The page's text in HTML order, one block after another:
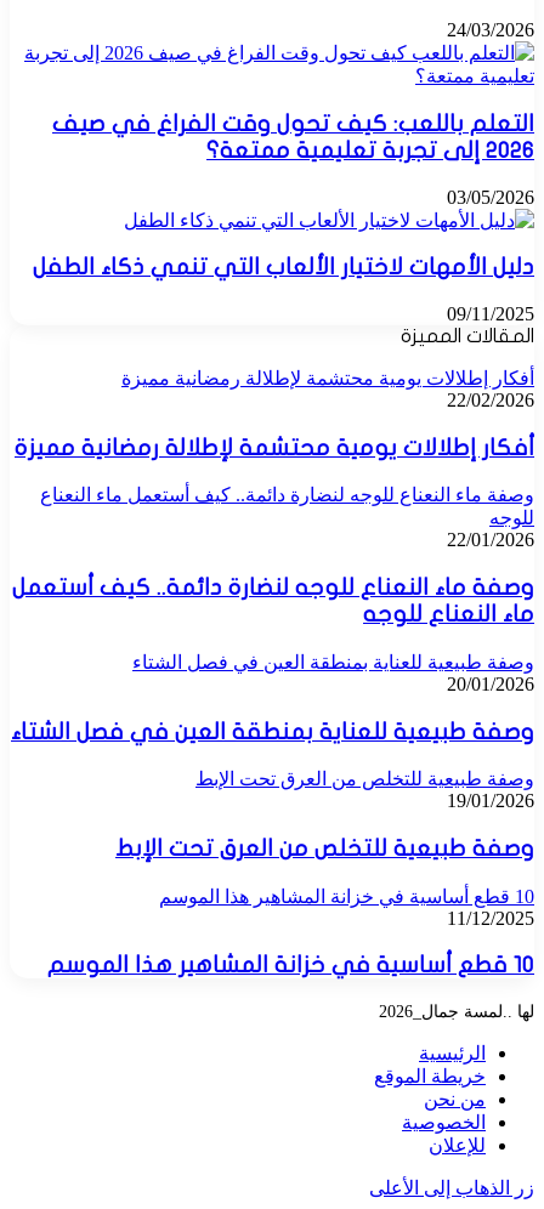
24/03/2026
التعلم باللعب: كيف تحول وقت الفراغ في صيف
2026 إلى تجربة تعليمية ممتعة؟
03/05/2026
دليل الأمهات لاختيار الألعاب التي تنمي ذكاء الطفل
09/11/2025
المقالات المميزة
أفكار إطلالات يومية محتشمة لإطلالة رمضانية مميزة
22/02/2026
أفكار إطلالات يومية محتشمة لإطلالة رمضانية مميزة
وصفة ماء النعناع للوجه لنضارة دائمة.. كيف أستعمل ماء النعناع
للوجه
22/01/2026
وصفة ماء النعناع للوجه لنضارة دائمة.. كيف أستعمل
ماء النعناع للوجه
وصفة طبيعية للعناية بمنطقة العين في فصل الشتاء
20/01/2026
وصفة طبيعية للعناية بمنطقة العين في فصل الشتاء
وصفة طبيعية للتخلص من العرق تحت الإبط
19/01/2026
وصفة طبيعية للتخلص من العرق تحت الإبط
10 قطع أساسية في خزانة المشاهير هذا الموسم
11/12/2025
10 قطع أساسية في خزانة المشاهير هذا الموسم
لها ..لمسة جمال_2026
الرئيسية
خريطة الموقع
من نحن
الخصوصية
للإعلان
زر الذهاب إلى الأعلى